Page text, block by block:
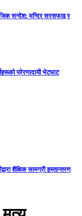
सन्देश: मन्दिर सरसफाइ र
प्रेरणादायी भेटघाट
शैक्षिक सामग्री हस्तान्तरण